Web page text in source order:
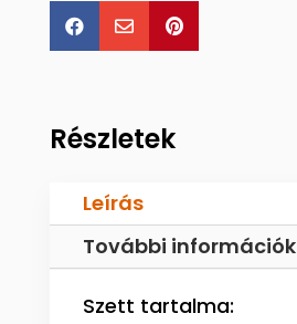
  
Részletek
Leírás
További információk
Szett tartalma: